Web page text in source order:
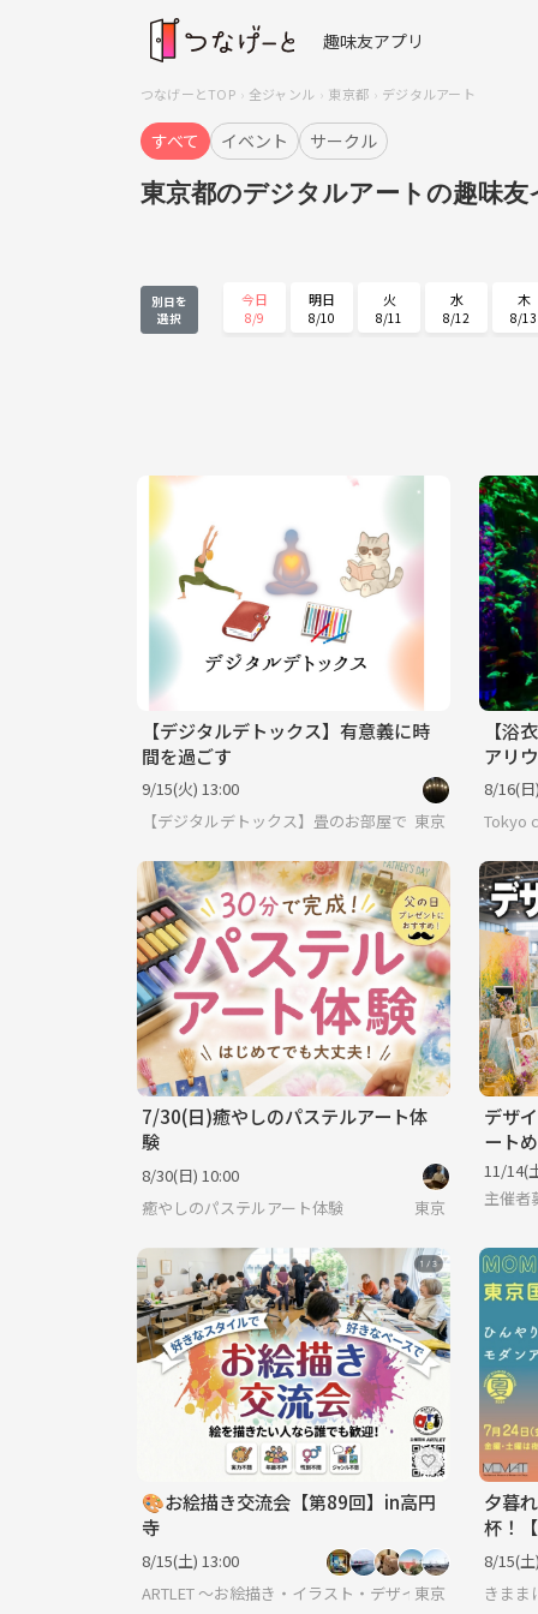
趣味友アプリ
つなげーとTOP 全ジャンル 東京都 デジタルアート
すべて イベント サークル
東京都のデジタルアートの趣味
別日を
選択
今日
8/9
明日
8/10
火
8/11
水
8/12
木
8/13
【デジタルデトックス】有意義に時
間を過ごす
9/15(火) 13:00
【デジタルデトックス】畳のお部屋でまったり過ごす
東京
【浴
アリ
アー
集ま
8/16(
Tokyo
7/30(日)癒やしのパステルアート体
験
8/30(日) 10:00
癒やしのパステルアート体験
東京
デザ
ート
11/14(
主催者
🎨お絵描き交流会【第89回】in高円
寺
8/15(土) 13:00
ARTLET 〜お絵描き・イラスト・デザイン・映画・漫
東京
夕暮
杯！
8/15(
きまま